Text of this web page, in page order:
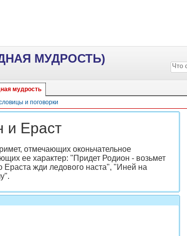
МУДРОСТЬ)
мудрость
и поговорки
и Ераст
отмечающих оконьчательное
ее характер: "Придет Родион - возьмет
жди ледового наста", "Иней на